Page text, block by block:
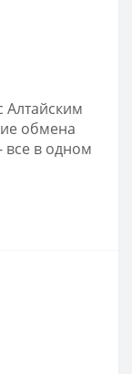
Алтайским
обмена
все в одном